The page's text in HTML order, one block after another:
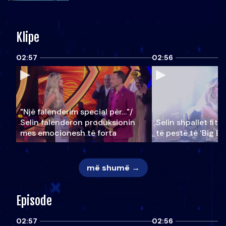
Klipe
02:57
"Një falenderim special për…"/
Selin falënderon produksionin
mes emocionesh të forta
02:56
Selin shpallet
të pestë të ‘Big
më shumë →
Episode
02:57 02:56